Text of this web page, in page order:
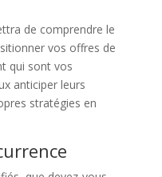
de comprendre le
vos offres de
qui sont vos
anticiper leurs
stratégies en